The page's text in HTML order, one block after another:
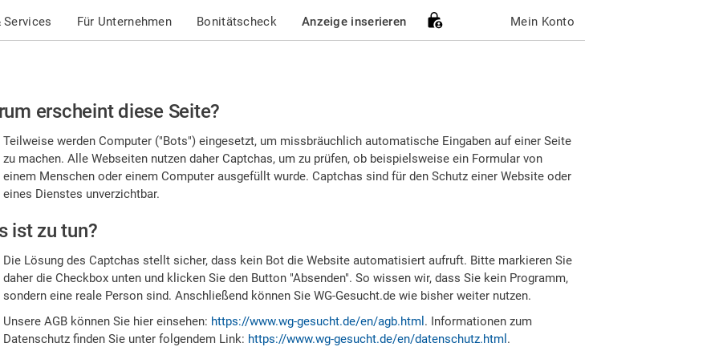
Services Für Unternehmen Bonitätscheck Anzeige inserieren Mein Konto
erscheint diese Seite?
Teilweise werden Computer ("Bots") eingesetzt, um missbräuchlich automatische Eingaben auf einer Seite
zu machen. Alle Webseiten nutzen daher Captchas, um zu prüfen, ob beispielsweise ein Formular von
einem Menschen oder einem Computer ausgefüllt wurde. Captchas sind für den Schutz einer Website oder
eines Dienstes unverzichtbar.
ist zu tun?
Die Lösung des Captchas stellt sicher, dass kein Bot die Website automatisiert aufruft. Bitte markieren Sie
daher die Checkbox unten und klicken Sie den Button "Absenden". So wissen wir, dass Sie kein Programm,
sondern eine reale Person sind. Anschließend können Sie WG-Gesucht.de wie bisher weiter nutzen.
Unsere AGB können Sie hier einsehen: https://www.wg-gesucht.de/en/agb.html . Informationen zum
Datenschutz finden Sie unter folgendem Link: https://www.wg-gesucht.de/en/datenschutz.html .